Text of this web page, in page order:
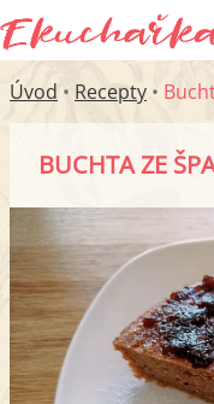
Úvod • Recepty •
BUCHTA ZE